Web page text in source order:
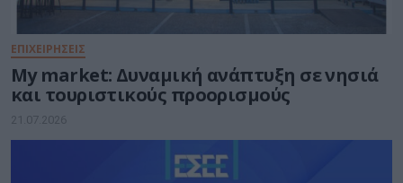
ΕΠΙΧΕΙΡΗΣΕΙΣ
My market: Δυναμική ανάπτυξη σε νησιά
και τουριστικούς προορισμούς
21.07.2026